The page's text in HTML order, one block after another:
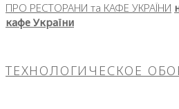
ПРО РЕСТОРАНИ та КАФЕ УКРАЇНИ
кафе України
ТЕХНОЛОГИЧЕСКОЕ